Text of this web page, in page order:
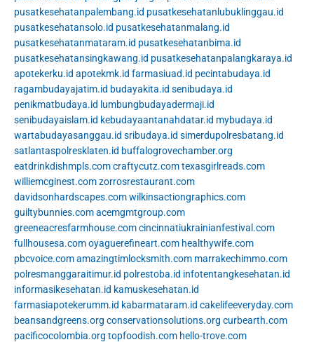
pusatkesehatanpalembang.id pusatkesehatanlubuklinggau.id
pusatkesehatansolo.id pusatkesehatanmalang.id
pusatkesehatanmataram.id pusatkesehatanbima.id
pusatkesehatansingkawang.id pusatkesehatanpalangkaraya.id
apotekerku.id apotekmk.id farmasiuad.id pecintabudaya.id
ragambudayajatim.id budayakita.id senibudaya.id
penikmatbudaya.id lumbungbudayadermaji.id
senibudayaislam.id kebudayaantanahdatar.id mybudaya.id
wartabudayasanggau.id sribudaya.id simerdupolresbatang.id
satlantaspolresklaten.id buffalogrovechamber.org
eatdrinkdishmpls.comcraftycutz.comtexasgirlreads.com
williemcginest.comzorrosrestaurant.com
davidsonhardscapes.comwilkinsactiongraphics.com
guiltybunnies.comacemgmtgroup.com
greeneacresfarmhouse.comcincinnatiukrainianfestival.com
fullhousesa.comoyaguerefineart.com healthywife.com
pbcvoice.comamazingtimlocksmith.com marrakechimmo.com
polresmanggaraitimur.id polrestoba.id infotentangkesehatan.id
informasikesehatan.id kamuskesehatan.id
farmasiapotekerumm.id kabarmataram.id cakelifeeveryday.com
beansandgreens.org conservationsolutions.org curbearth.com
pacificocolombia.org topfoodish.com hello-trove.com